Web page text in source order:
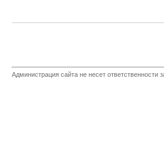
Администрация сайта не несет